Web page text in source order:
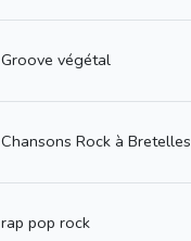
Groove végétal
Chansons Rock à Bretelles
rap pop rock